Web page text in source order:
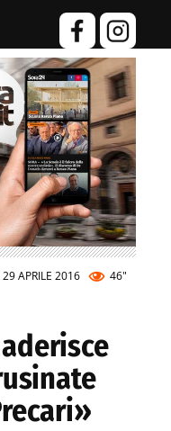
29 APRILE 2016 46"